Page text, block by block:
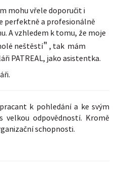
mohu vřele doporučit i
perfektně a profesionálně
A vzhledem k tomu, že moje
neštěstí" , tak mám
PATREAL, jako asistentka.
k pohledání a ke svým
velkou odpovědností. Kromě
schopnosti.